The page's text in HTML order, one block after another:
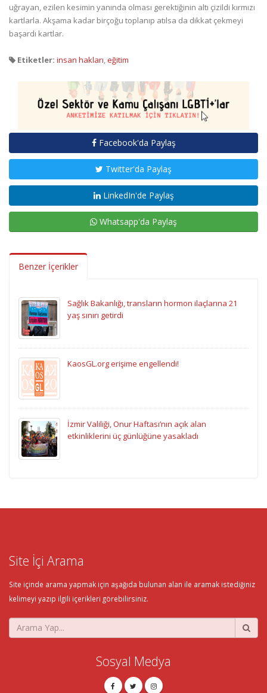
uğrayan, ezilen kesimin yanında olması gerektiğinin altı çizildi kırmızı
kartlarla. Akşama kadar birçoğu toplanıp atılsa da dikkat çekmeyi
başardı kartlar.
Etiketler: insan hakları,eğitim
Facebook'da Paylaş
Twitter'da Paylaş
LinkedIn'de Paylaş
Whatsapp'da Paylaş
Benzer İçerikler
Sağlık Bakanlığı, transların hormon ilaçlarına 21
yaş sınırı getirdi
KaosGL.org erişime engellendi!
İzmir Valiliği, Onur Haftası’nın açık alan
etkinliklerini üç günlüğüne yasakladı
Site İçi Arama
Site içinde arama yapmak için aşağıda bulunan alan ile aramak istediğiniz
kelimeyi yazıp ilgili içerikleri görebilirsiniz.
Sosyal Medya